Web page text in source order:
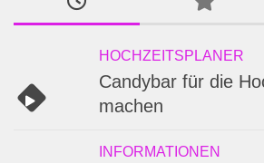
HOCHZEITSPLANER
Candybar für die
machen
INFORMATIONEN